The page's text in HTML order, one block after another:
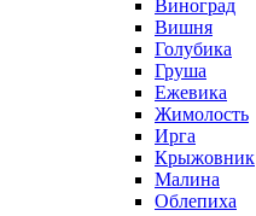
Виноград
Вишня
Голубика
Груша
Ежевика
Жимолость
Ирга
Крыжовник
Малина
Облепиха